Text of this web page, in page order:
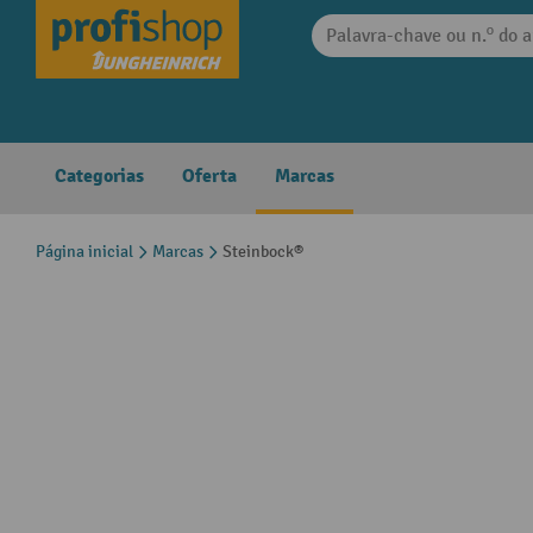
Saltar para a navegação principal
Categorias Oferta Marcas
Página inicial Marcas Steinbock®